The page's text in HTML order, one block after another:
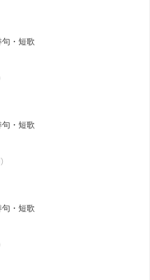
・短歌
・短歌
・短歌